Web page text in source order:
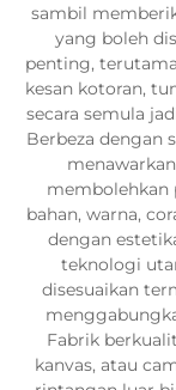
sambil
yang boleh
penting,
kesan kotoran,
secara semula
Berbeza dengan
membolehkan
bahan, warna,
dengan
teknologi
disesuaikan
Fabrik
kanvas, atau